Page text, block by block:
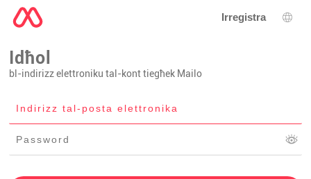
Irregistra
Idħol
bl-indirizz elettroniku tal-kont tiegħek Mailo